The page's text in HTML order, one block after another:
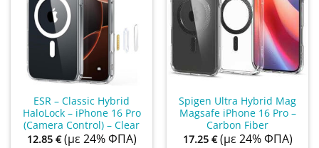
ESR – Classic Hybrid
HaloLock – iPhone 16 Pro
(Camera Control) – Clear
12.85 € (με 24% ΦΠΑ)
Spigen Ultra Hybrid Mag
Magsafe iPhone 16 Pro –
Carbon Fiber
17.25 € (με 24% ΦΠΑ)